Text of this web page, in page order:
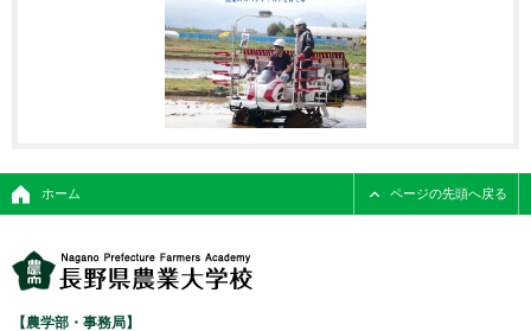
ホーム ページの先頭へ戻る
【農学部・事務局】